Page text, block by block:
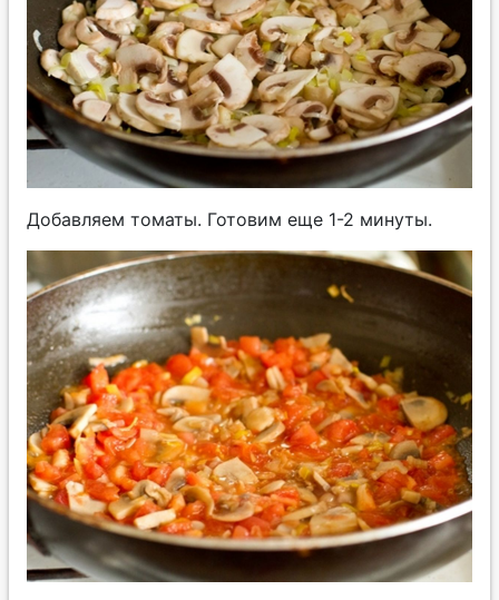
Добавляем томаты. Готовим еще 1-2 минуты.